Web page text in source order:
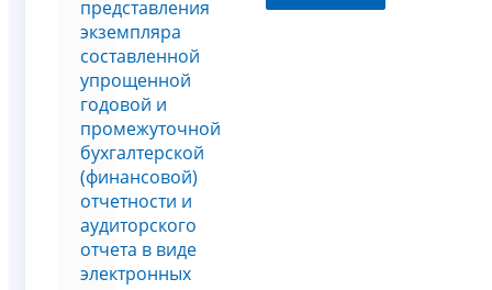
представления
экземпляра
составленной
упрощенной
годовой и
промежуточной
бухгалтерской
(финансовой)
отчетности и
аудиторского
отчета в виде
электронных